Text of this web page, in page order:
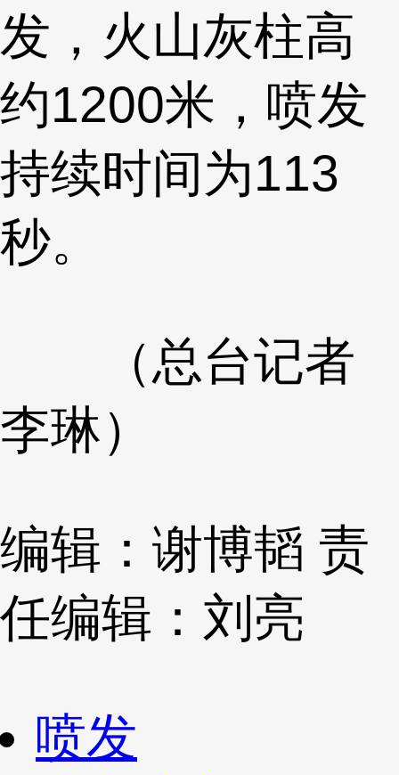
发，火山灰柱高
约1200米，喷发
持续时间为113
秒。
（总台记者
李琳）
编辑：谢博韬 责
任编辑：刘亮
喷发